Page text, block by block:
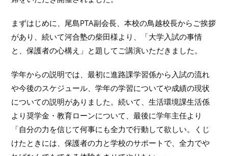
まずはじめに、尾島PTA副会長、本校の鳥越校長からご挨拶
があり、続いて河合塾の柴田様より、「大学入試の事情
と、保護者の心構え」と題してご講演いただきました。
学年からの説明では、最初に進路課学習係から入試の流れ
や今後のスケジュール、学年の学習についてや成績の現状
についての説明がありました。続いて、生活環境課生活係
より奨学金・教育ローンについて、最後に学年主任より
「自分の力を信じて何事にも全力で行動して欲しい。くじ
けたときには、保護者の力と学校のサポートで、全力でや